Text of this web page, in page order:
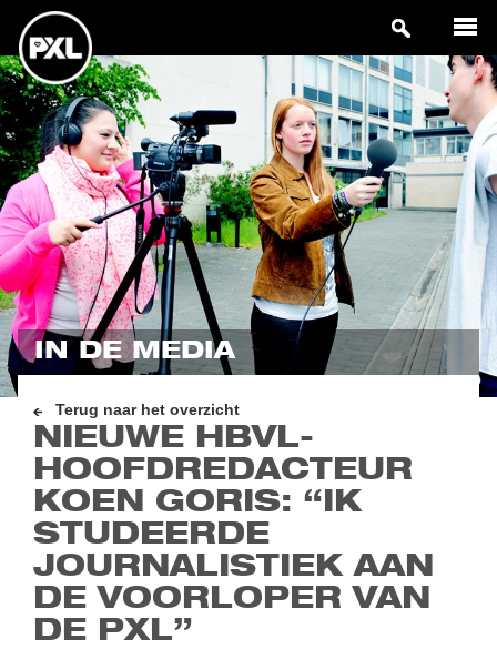
IN DE MEDIA
Terug naar het overzicht
NIEUWE HBVL-
HOOFDREDACTEUR
KOEN GORIS: “IK
STUDEERDE
JOURNALISTIEK AAN
DE VOORLOPER VAN
DE PXL”